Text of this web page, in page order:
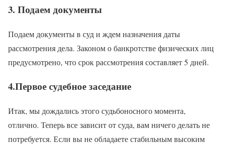
3. Подаем документы
Подаем документы в суд и ждем назначения даты
рассмотрения дела. Законом о банкротстве физических лиц
предусмотрено, что срок рассмотрения составляет 5 дней.
4.Первое судебное заседание
Итак, мы дождались этого судьбоносного момента,
отлично. Теперь все зависит от суда, вам ничего делать не
потребуется. Если вы не обладаете стабильным высоким